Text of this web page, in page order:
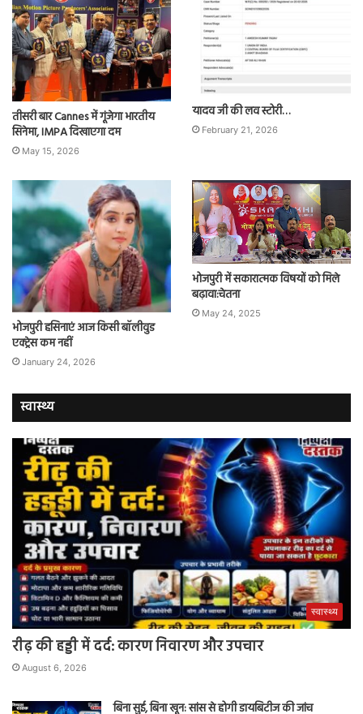
तीसरी बार Cannes में गूंजेगा भारतीय
सिनेमा, IMPA दिखाएगा दम
May 15, 2026
यादव जी की लव स्टोरी…
February 21, 2026
भोजपुरी हसिनाएं आज किसी बॉलीवुड
एक्ट्रेस कम नहीं
January 24, 2026
भोजपुरी में सकारात्मक विषयों को मिले
बढ़ावा:चेतना
May 24, 2025
स्वास्थ्य
स्वास्थ्य
रीढ़ की हड्डी में दर्द: कारण निवारण और उपचार
August 6, 2026
बिना सुई, बिना खून: सांस से होगी डायबिटीज की जांच